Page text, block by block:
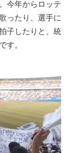
今年からロッテ
ったり、選手に
子したりと、統
す。